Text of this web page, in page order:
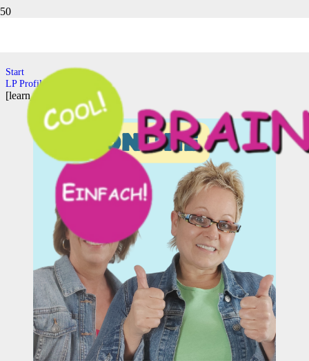
Start
LP Profile
[learn_press_profile]